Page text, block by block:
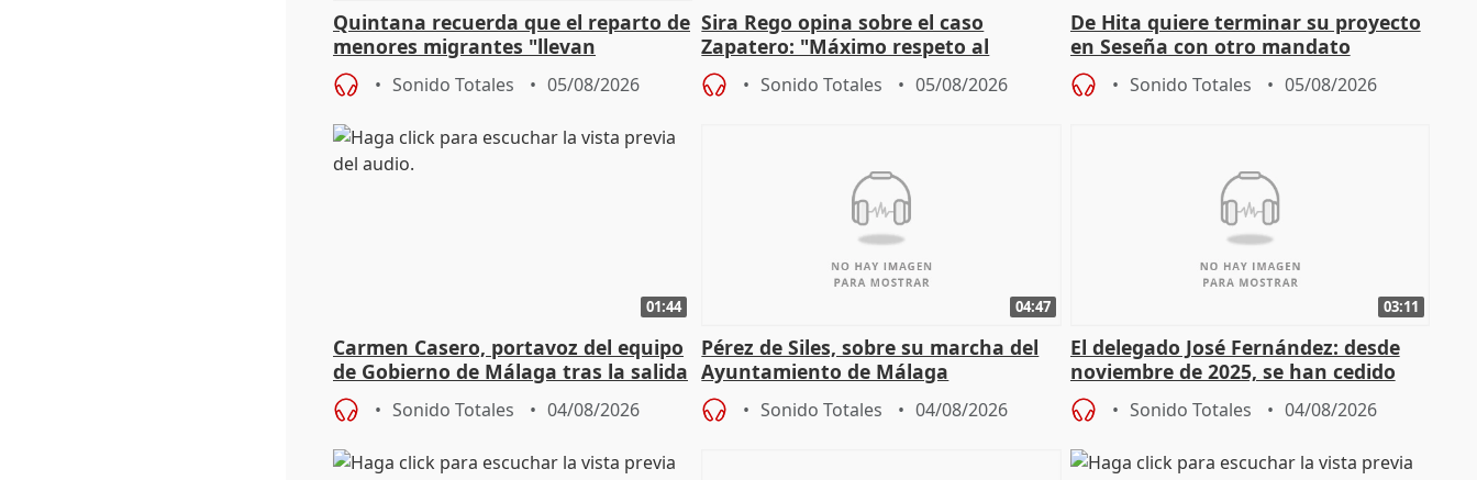
Quintana recuerda que el reparto de
menores migrantes "llevan
aportación del Gobierno" central
Sonido Totales 05/08/2026
Sira Rego opina sobre el caso
Zapatero: "Máximo respeto al
proceso judicial"
Sonido Totales 05/08/2026
De Hita quiere terminar su proyecto
en Seseña con otro mandato
Sonido Totales 05/08/2026
01:44
Carmen Casero, portavoz del equipo
de Gobierno de Málaga tras la salida
de Pérez de Siles
Sonido Totales 04/08/2026
04:47
Pérez de Siles, sobre su marcha del
Ayuntamiento de Málaga
Sonido Totales 04/08/2026
03:11
El delegado José Fernández: desde
noviembre de 2025, se han cedido
9.810 ayudas por nacimiento
Sonido Totales 04/08/2026